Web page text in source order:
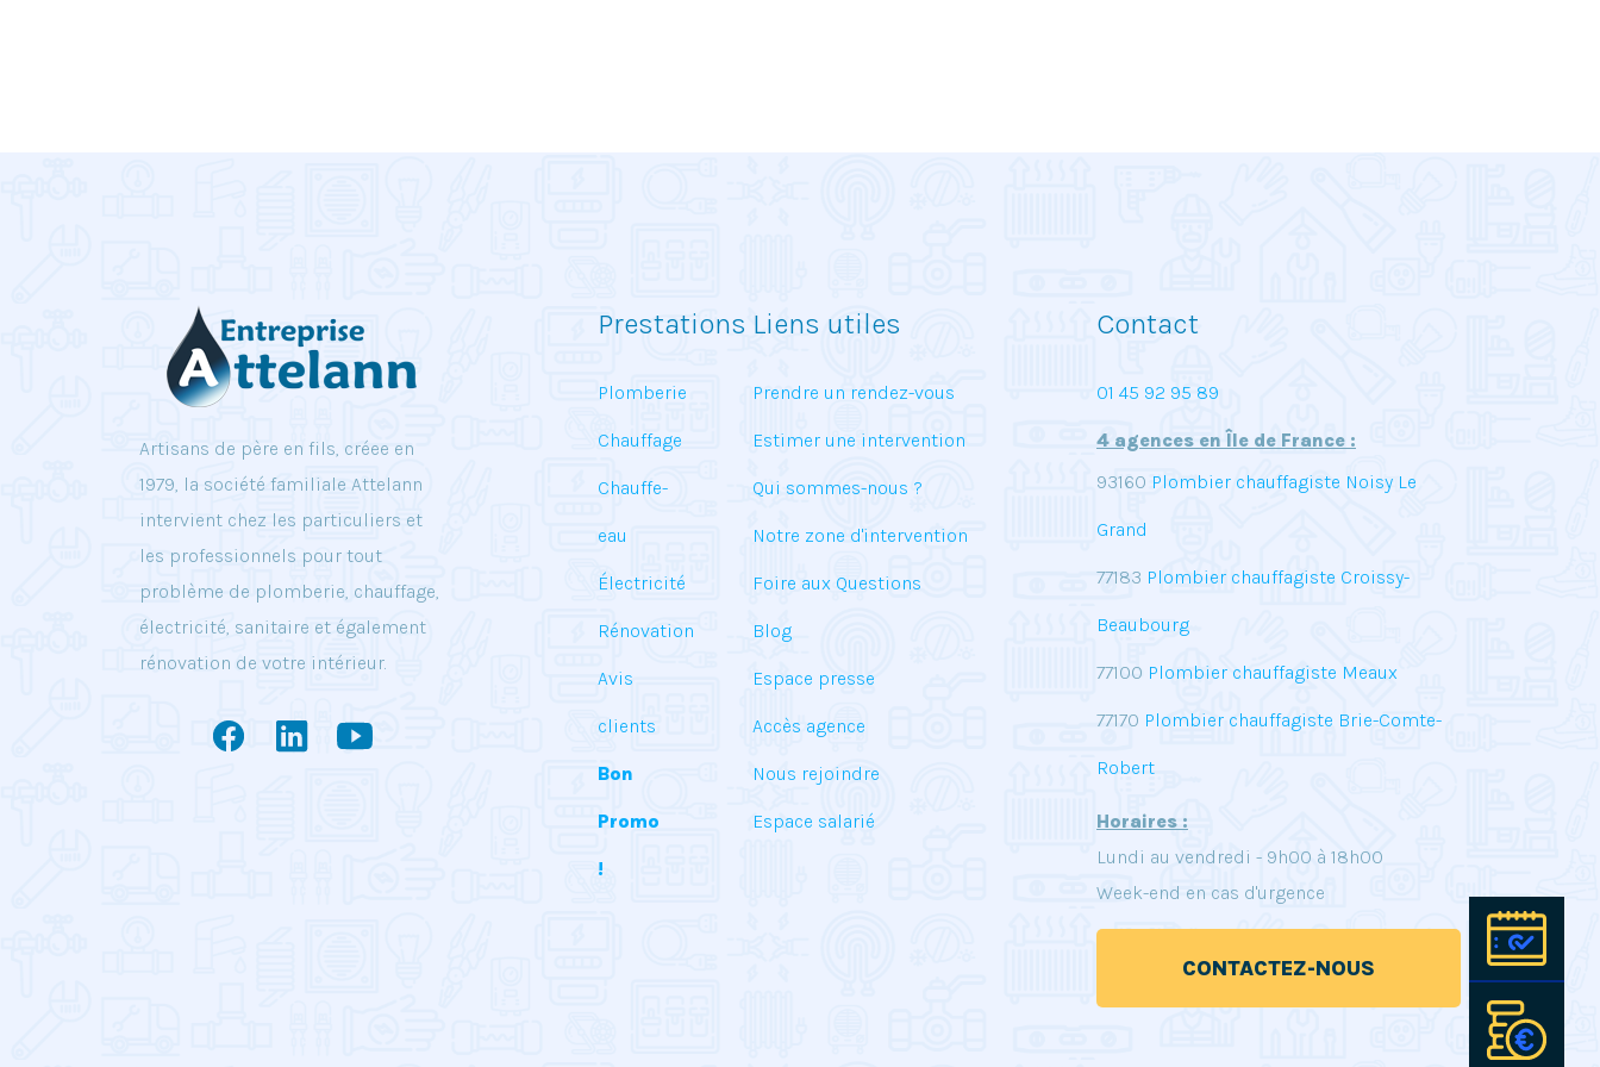
Artisans de père en fils, créee en
1979, la société familiale Attelann
intervient chez les particuliers et
les professionnels pour tout
problème de plomberie, chauffage,
électricité, sanitaire et également
rénovation de votre intérieur.
Prestations
Plomberie
Chauffage
Chauffe-
eau
Électricité
Rénovation
Avis
clients
Bon
Promo
!
Liens utiles
Prendre un rendez-vous
Estimer une intervention
Qui sommes-nous ?
Notre zone d'intervention
Foire aux Questions
Blog
Espace presse
Accès agence
Nous rejoindre
Espace salarié
Contact
01 45 92 95 89
4 agences en Île de France :
93160 Plombier chauffagiste Noisy Le
Grand
77183 Plombier chauffagiste Croissy-
Beaubourg
77100 Plombier chauffagiste Meaux
77170 Plombier chauffagiste Brie-Comte-
Robert
Horaires :
Lundi au vendredi - 9h00 à 18h00
Week-end en cas d'urgence
CONTACTEZ-NOUS